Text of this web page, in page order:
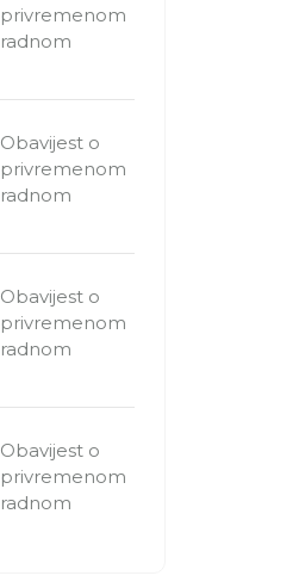
privremenom
radnom
Obavijest o
privremenom
radnom
Obavijest o
privremenom
radnom
Obavijest o
privremenom
radnom